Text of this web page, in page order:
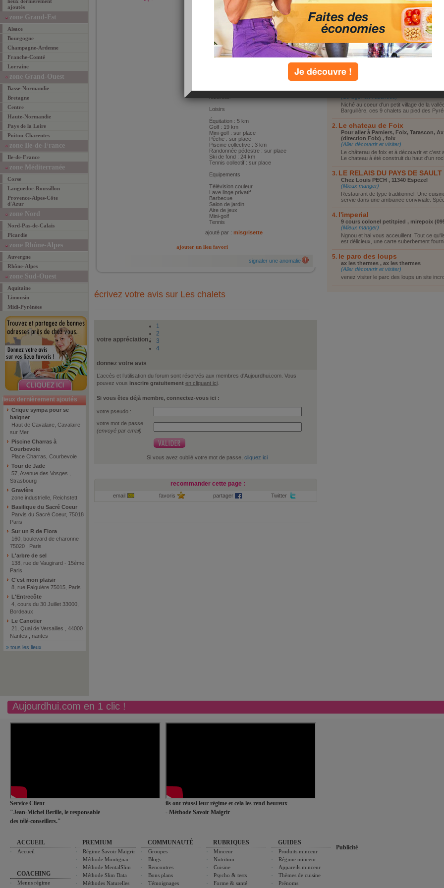
ajoutés
zone Grand-Est
Alsace
Bourgogne
Champagne-Ardenne
Franche-Comté
Lorraine
zone Grand-Ouest
Basse-Normandie
Bretagne
Centre
Haute-Normandie
Pays de la Loire
Poitou-Charentes
zone Ile-de-France
Ile-de-France
zone Méditerranée
Corse
Languedoc-Roussillon
Provence-Alpes-Côte
d'Azur
zone Nord
Nord-Pas-de-Calais
Picardie
zone Rhône-Alpes
Auvergne
Rhône-Alpes
zone Sud-Ouest
Aquitaine
Limousin
Midi-Pyrénées
lieux dernièrement ajoutés
Crique sympa pour se
baigner
Haut de Cavalaire, Cavalaire
sur Mer
Piscine Charras à
Courbevoie
Place Charras, Courbevoie
Tour de Jade
57, Avenue des Vosges ,
Strasbourg
Gravière
zone industrielle, Reichstett
Basilique du Sacré Coeur
Parvis du Sacré Coeur, 75018
Paris
Sur un R de Flora
160, boulevard de charonne
75020 , Paris
L'arbre de sel
138, rue de Vaugirard - 15ème,
Paris
C'est mon plaisir
8, rue Falguière 75015, Paris
L'Entrecôte
4, cours du 30 Juillet 33000,
Bordeaux
Le Canotier
21, Quai de Versailles , 44000
Nantes , nantes
» tous les lieux
pied des Pyrénées à 8 km de Foix
offrent la quiétude du vaste parc du
château, à l'abri des arbres centenaires
et du petit ruisseau. Ces pavillons avec
large espace privatif séparés par des
haies paysagères sauront vous séduire
par la proximité du départ de randos en
montagne.
Chalet de plain-pied: terrasse, séjour
Chauffage électrique. TV. Lave-linge
privatif. Salon de jardin privatif, barbecue
: tennis, mini-golf. Sur place : aire de jeux
naturelle.
Loisirs
Équitation : 5 km
Golf : 19 km
Mini-golf : sur place
Pêche : sur place
Piscine collective : 3 km
Randonnée pédestre : sur place
Ski de fond : 24 km
Tennis collectif : sur place
Equipements
Télévision couleur
Lave linge privatif
Barbecue
Salon de jardin
Aire de jeux
Mini-golf
Tennis
ajouté par : misgrisette
ajouter un lieu favori
signaler une anomalie
écrivez votre avis sur Les chalets
votre appréciation:
1
2
3
4
donnez votre avis
L’accès et l’utilisation du forum sont réservés aux membres d'Aujourdhui.com. Vous
pouvez vous inscrire gratuitement en cliquant ici
Si vous êtes déjà membre, connectez-vous ici :
votre pseudo :
votre mot de passe
(envoyé par email)
Si vous avez oublié votre mot de passe, cliquez ici
recommander cette page :
email favoris partager Twitter
Visiter le coin
Faire du shopping
Autre
top lieux
Mairie , BRASSAC 09
Niché au coeur d'un petit village de la
Barguillère, ces 9 chalets au pied des
Le chateau de Foix
Pour aller à Pamiers, Foix, Tarascon,
(direction Foix) , foix
(Aller découvrir et visiter)
Le châterau de foix et à découvrir et c'est
Le chateau à été construit du haut d'un
LE RELAIS DU PAYS DE SAULT
Chez Louis PECH , 11340 Espezel
(Mieux manger)
Restaurant de type traditionnel. Une
servie dans une ambiance conviviale.
l'imperial
9 cours colonel petitpied , mirepoix
(Mieux manger)
Ngnou et hai vous acceuillent. Tout ce
est délicieux, une carte suberbement
le parc des loups
ax les thermes , ax les thermes
(Aller découvrir et visiter)
venez visiter le parc des loups un site
Aujourdhui.com en 1 clic !
Service Client
"Jean-Michel Berille, le responsable
des télé-conseillers."
ils ont réussi leur régime et cela les rend heureux
- Méthode Savoir Maigrir
ACCUEIL
Accueil
COACHING
Menus régime
PREMIUM
Régime Savoir Maigrir
Méthode Montignac
Méthode MentalSlim
Méthode Slim Data
Méthodes Naturelles
COMMUNAUTÉ
Groupes
Blogs
Rencontres
Bons plans
Témoignages
RUBRIQUES
Minceur
Nutrition
Cuisine
Psycho & tests
Forme & santé
GUIDES
Produits minceur
Régime minceur
Appareils minceur
Thèmes de cuisine
Prénoms
Publicité
Je découvre !